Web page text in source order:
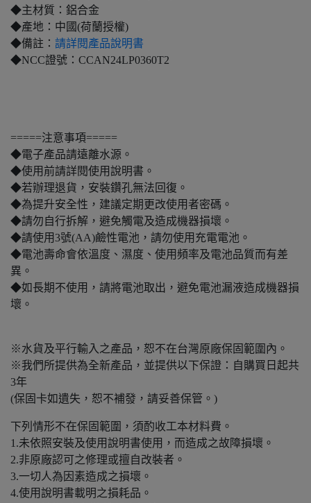
◆主材質：鋁合金
◆產地：中國(荷蘭授權)
◆備註： 請詳閱產品說明書
◆NCC證號：CCAN24LP0360T2
=====注意事項=====
◆電子產品請遠離水源。
◆使用前請詳閱使用說明書。
◆若辦理退貨，安裝鑽孔無法回復。
◆為提升安全性，建議定期更改使用者密碼。
◆請勿自行拆解，避免觸電及造成機器損壞。
◆請使用3號(AA)鹼性電池，請勿使用充電電池。
◆電池壽命會依溫度、濕度、使用頻率及電池品質而有差
異。
◆如長期不使用，請將電池取出，避免電池漏液造成機器損
壞。
※水貨及平行輸入之產品，恕不在台灣原廠保固範圍內。
※我們所提供為全新產品，並提供以下保證：自購買日起共
3年
(保固卡如遺失，恕不補發，請妥善保管。)
下列情形不在保固範圍，須酌收工本材料費。
1.未依照安裝及使用說明書使用，而造成之故障損壞。
2.非原廠認可之修理或擅自改裝者。
3.一切人為因素造成之損壞。
4.使用說明書載明之損耗品。